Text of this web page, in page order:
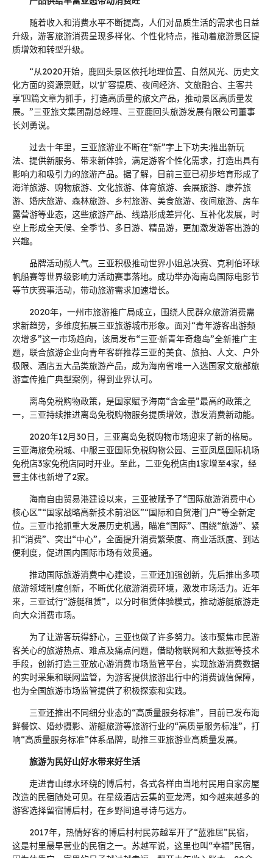
随着收入和消费水平不断提高，人们对品质生活的需求也日益
升级，游客旅游消费呈现多样化、个性化特点，推动着旅游景区提
质增效和转型升级。
“从2020开始，鹿回头景区依托地理位置、自然风光、历史文
化方面的资源禀赋，以'扩容提质、夜间经济、文旅融合、主客共
享’四篇文章为抓手，打造高质量的旅文产品，推动景区高质量发
展。”三亚旅文集团副总经理、三亚鹿回头旅游发展有限公司董事
长刘勇说。
过去十年里，三亚旅游业不断在“新”字上下功夫:推出新玩
法、提供新服务、带来新体验，满足游客个性化需求，打造出具有
影响力和吸引力的旅游产品。据了解，目前三亚已初步培育形成了
海洋旅游、购物旅游、文化旅游、体育旅游、会展旅游、康养旅
游、婚庆旅游、森林旅游、乡村旅游、美食旅游、夜间旅游、房车
露营游等业态，这些旅游产品、线路形成差异化、互补化发展，时
空上形成全天候、全季节、多日游、精品游，更加激发游客出游的
兴趣。
品牌活动揽人气。三亚积极推动世界小姐总决赛、克利伯环球
帆船赛等世界级影响力活动赛事落地。成功举办海南岛国际电影节
等节庆赛事活动，带动旅游需求加速增长。
2020年，一州市旅游推广局成立，围绕人民群众旅游消费需
求新趋势，多维度拓展三亚旅游城市形象。面对“青年游客出游频
次增多”这一市场趋向，该局发布“三亚·新青年奇趣岛”全新推广主
题，联合旅游企业向青年客群推荐三亚的美食、旅拍、人文、户外
极限、酒店五大品类旅游产品，成为海南省唯一入选国家文旅部旅
游宣传推广典型案例，得到业界认可。
离岛免税购物政策，是国家赋予海南“含金量”最高的政策之
一，三亚持续推进离岛免税购物服务提质增效，激发消费新动能。
2020年12月30日，三亚离岛免税购物市场迎来了新的格局。
三亚海旅免税城、中服三亚国际免税购物公园、三亚凤凰国际机场
免税店3家免税店同时开业。至此，二亚免税店由1家增至4家，经
营主体也新增了2家。
海南自由贸易港建设以来，三亚被赋予了“国际旅游消费中心
核心区”“国家战略高新技术前沿区”“国际和自贸港门户”等全新定
位。三亚市抢抓重大发展历史机遇，瞄准“国际”、围绕“旅游”、紧
扣“消费”、突出“中心”，全面提升消费繁荣度、商业活跃度、到达
便利度，促进国内国际市场有效贯通。
推动国际旅游消费中心建设，三亚还加强创新，先后推出多项
旅游领域制度创新，不断优化旅游消费环境，激发市场活力。近年
来，三亚试行“游艇租赁”，以分时租赁体验模式，推动游艇旅游走
向大众消费市场。
为了让游客玩得舒心，三亚也做了许多努力。该市聚焦市民游
客关心的旅游热点、难点及痛点问题，借助物联网和大数据等技术
手段，创新打造三亚放心游消费市场监管平台，实现旅游消费数据
的实时采集和联网监管，为游客提供旅游出行中的消费诚信保障，
也为全国旅游市场监管提供了积极探索和实践。
三亚还推出不同细分业态的“高质量服务标准”，目前已发布海
鲜餐饮、婚纱摄影、游艇旅游等旅游行业的“高质量服务标准”，打
响“高质量服务标准”体系品牌，助推三亚旅游业高质量发展。
旅游为民好山好水带来好生活
走进青山绿水环绕的博后村，各式各样由当地村民用自家房屋
改造的民宿随处可见。在星级酒店云集的亚龙湾，如今越来越多的
游客选择留宿博后村，在乡野间追寻诗与远方。
2017年，热情好客的博后村村民苏越军开了“蓝雅居”民宿，
这是村里最早营业的民宿之一。苏越军说，这里也叫“幸福”民宿，